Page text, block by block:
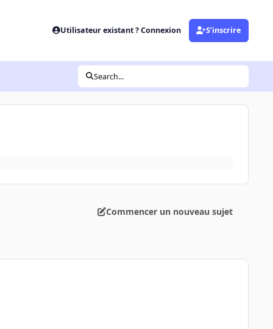
Utilisateur existant ? Connexion S’inscrire
Search...
Commencer un nouveau sujet